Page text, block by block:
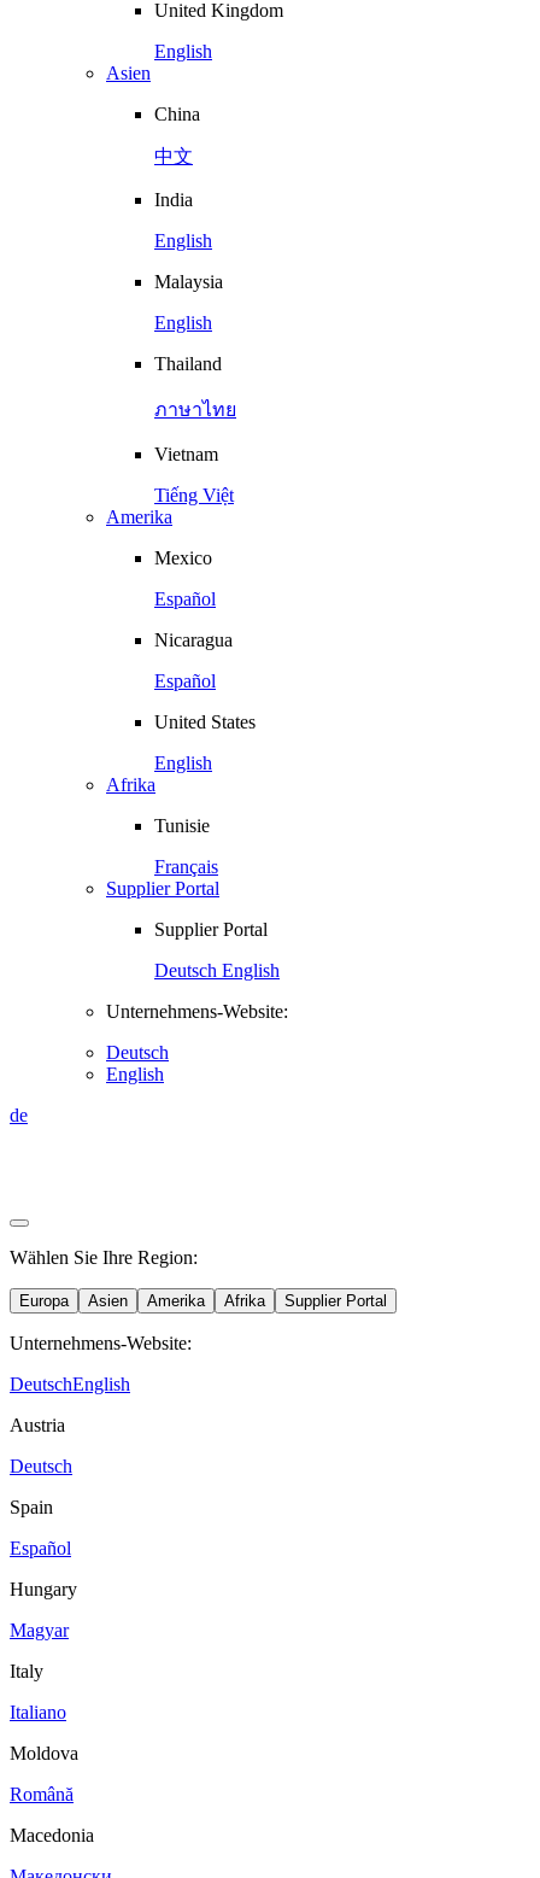
United Kingdom
English
Asien
China
中文
India
English
Malaysia
English
Thailand
ภาษาไทย
Vietnam
Tiếng Việt
Amerika
Mexico
Español
Nicaragua
Español
United States
English
Afrika
Tunisie
Français
Supplier Portal
Supplier Portal
Deutsch English
Unternehmens-Website:
Deutsch
English
de
Wählen Sie Ihre Region:
Europa Asien Amerika Afrika Supplier Portal
Unternehmens-Website:
DeutschEnglish
Austria
Deutsch
Spain
Español
Hungary
Magyar
Italy
Italiano
Moldova
Română
Macedonia